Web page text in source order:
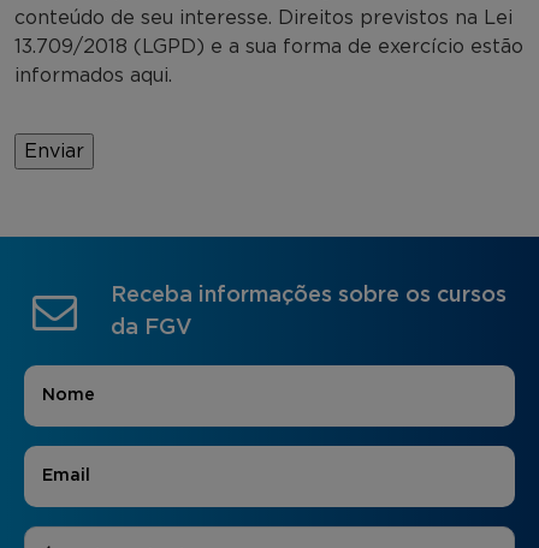
conteúdo de seu interesse. Direitos previstos na Lei
13.709/2018 (LGPD) e a sua forma de exercício estão
informados aqui.
Receba informações sobre os cursos
da FGV
Nome
E-mail
Áreas de Interesse